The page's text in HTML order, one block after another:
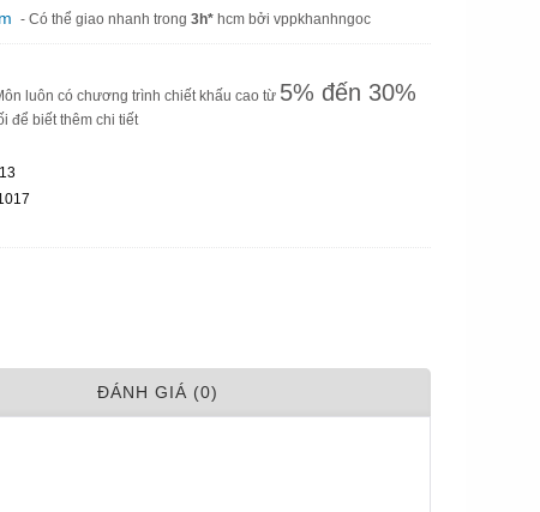
- Có thể giao nhanh trong 3h* hcm bởi vppkhanhngoc
luôn có chương trình chiết khấu cao từ 5% đến 30%
để biết thêm chi tiết
ÐÁNH GIÁ (0)